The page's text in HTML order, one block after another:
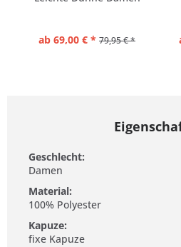
ab 69,00 € * 79,95 € *
Geschlecht:
Damen
Material:
100% Polyester
Kapuze:
fixe Kapuze